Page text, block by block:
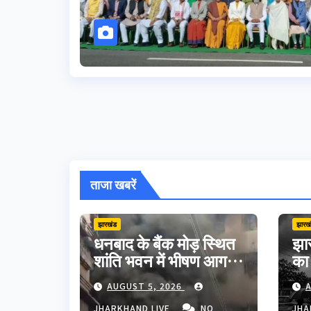
ताजा खबरें
झारखंड
धनबाद के बैंक मोड़ स्थित
शांति भवन में भीषण आग,
शॉर्ट सर्किट से मची अफरा-
तफरी; बड़ा हादसा टला
AUGUST 5, 2026
JHARKHAND LIVE
NO